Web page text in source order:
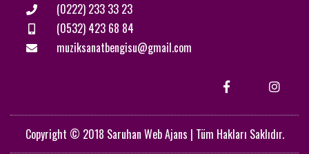
(0222) 233 33 23
(0532) 423 68 84
muziksanatbengisu@gmail.com
Copyright © 2018 Saruhan Web Ajans | Tüm Hakları Saklıdır.